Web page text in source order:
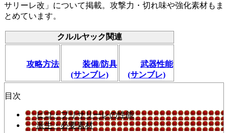
サリーレ改」について掲載。攻撃力・切れ味や強化素材もま
とめています。
クルルヤック関連
攻略方法
装備/防具
(サンブレ)
武器性能
(サンブレ)
目次
ピコ・プリサリーレの性能
派生・必要素材